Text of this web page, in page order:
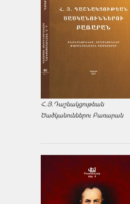
Հ.Յ.Դաշնակցութեան
Ծածկանուններու Բառարան